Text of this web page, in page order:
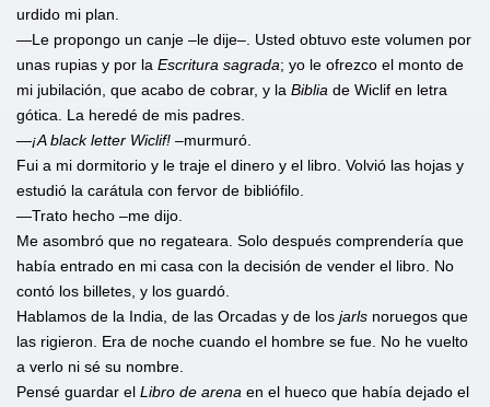
urdido mi plan.
—Le propongo un canje –le dije–. Usted obtuvo este volumen por
unas rupias y por la Escritura sagrada; yo le ofrezco el monto de
mi jubilación, que acabo de cobrar, y la Biblia de Wiclif en letra
gótica. La heredé de mis padres.
—¡A black letter Wiclif! –murmuró.
Fui a mi dormitorio y le traje el dinero y el libro. Volvió las hojas y
estudió la carátula con fervor de bibliófilo.
—Trato hecho –me dijo.
Me asombró que no regateara. Solo después comprendería que
había entrado en mi casa con la decisión de vender el libro. No
contó los billetes, y los guardó.
Hablamos de la India, de las Orcadas y de los jarls noruegos que
las rigieron. Era de noche cuando el hombre se fue. No he vuelto
a verlo ni sé su nombre.
Pensé guardar el Libro de arena en el hueco que había dejado el